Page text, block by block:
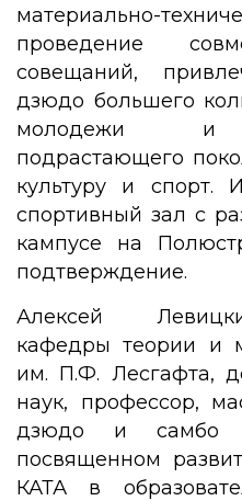
материально-
проведение
совещаний,
дзюдо большего
молодежи и
подрастающего
культуру и спорт.
спортивный зал с
кампусе на
подтверждение.
Алексей
кафедры теории и
им. П.Ф. Лесгафта,
наук, профессор,
дзюдо и самбо
посвященном
КАТА в